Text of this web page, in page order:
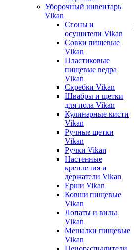
Уборочный инвентарь
Vikan
Сгоны и
осушители Vikan
Совки пищевые
Vikan
Пластиковые
пищевые ведра
Vikan
Скребки Vikan
Швабры и щетки
для пола Vikan
Кулинарные кисти
Vikan
Ручные щетки
Vikan
Ручки Vikan
Настенные
крепления и
держатели Vikan
Ерши Vikan
Ковши пищевые
Vikan
Лопаты и вилы
Vikan
Мешалки пищевые
Vikan
Пенораспылители